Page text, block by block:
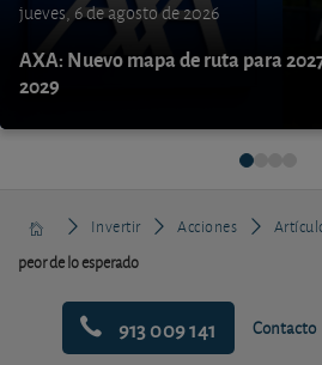
jueves, 6 de agosto de 2026
AXA: Nuevo mapa de ruta para
2029
Invertir Acciones
peor de lo esperado
913 009 141 Contacto